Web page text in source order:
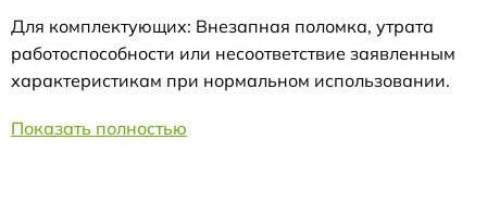
Для комплектующих: Внезапная поломка, утрата
работоспособности или несоответствие заявленным
характеристикам при нормальном использовании.
Показать полностью